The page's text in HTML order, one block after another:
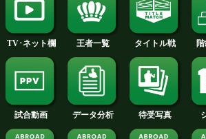
VS
堀内
勝ち予想をする